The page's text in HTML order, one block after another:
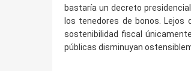
bastaría un decreto
los tenedores de bonos.
sostenibilidad fiscal
públicas disminuyan